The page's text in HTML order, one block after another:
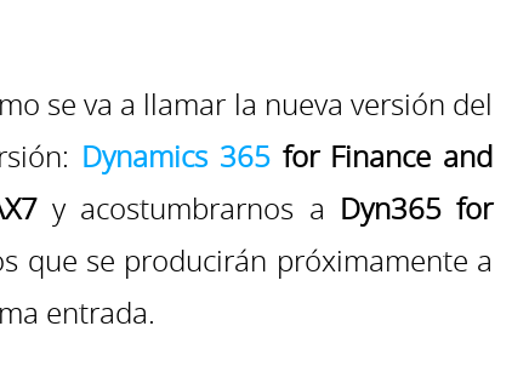
se va a llamar la nueva versión del
Dynamics 365for Finance and
y acostumbrarnos a Dyn365 for
que se producirán próximamente a
entrada.